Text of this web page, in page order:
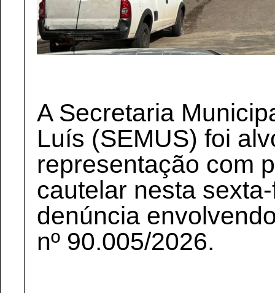
A Secretaria
Luís (SEMUS) foi
representação com
cautelar nesta
denúncia
nº 90.005/2026.